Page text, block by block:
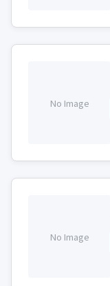
No Image
No Image